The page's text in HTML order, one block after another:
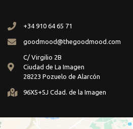
+34 910 64 65 71
goodmood@thegoodmood.com
C/ Virgilio 2B
Ciudad de La Imagen
28223 Pozuelo de Alarcón
96X5+5J Cdad. de la Imagen